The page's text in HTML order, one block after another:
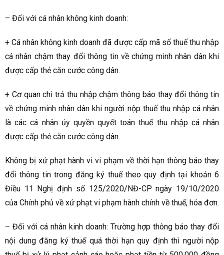
– Đối với cá nhân không kinh doanh:
+ Cá nhân không kinh doanh đã được cấp mã số thuế thu nhập
cá nhân chậm thay đổi thông tin về chứng minh nhân dân khi
được cấp thẻ căn cước công dân.
+ Cơ quan chi trả thu nhập chậm thông báo thay đổi thông tin
về chứng minh nhân dân khi người nộp thuế thu nhập cá nhân
là các cá nhân ủy quyền quyết toán thuế thu nhập cá nhân
được cấp thẻ căn cước công dân.
Không bị xử phạt hành vi vi phạm về thời hạn thông báo thay
đổi thông tin trong đăng ký thuế theo quy định tại khoản 6
Điều 11 Nghị định số 125/2020/NĐ-CP ngày 19/10/2020
của Chính phủ về xử phạt vi phạm hành chính về thuế, hóa đơn.
– Đối với cá nhân kinh doanh: Trường hợp thông báo thay đổi
nội dung đăng ký thuế quá thời hạn quy định thì người nộp